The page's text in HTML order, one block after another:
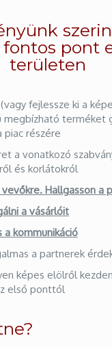
pont
területen
fejlessze ki a
megbízható terméket
piac részére
a vonatkozó
és korlátokról
Hallgasson a
a vásárlóit
a kommunikáció
a partnerek
képes elölről
első ponttól